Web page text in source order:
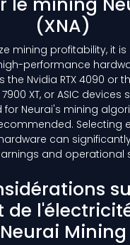
(XNA)
mining profitability, it
performance
the Nvidia RTX 4090 or
7900 XT, or ASIC devices
for Neurai's mining
Selecting
can
and operational
de
Neurai Mining